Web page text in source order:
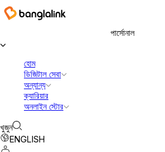
পার্সোনাল
হোম
ডিজিটাল সেবা
অন্যান্য
ক্যারিয়ার
অনলাইন স্টোর
খুজুন
ENGLISH
বাংলালিংক ডিজিটাল কমিউনিকেশনস লিমিটেড